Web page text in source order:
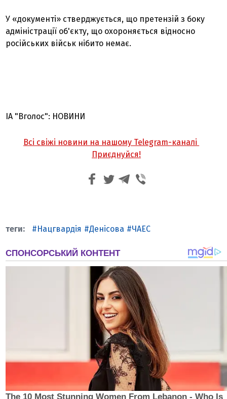
У «документі» стверджується, що претензій з боку
адміністрації об'єкту, що охороняється відносно
російських військ нібито немає.
ІА "Вголос": НОВИНИ
Всі свіжі новини на нашому Telegram-каналі
Приєднуйся!
Нацгвардія Денісова ЧАЕС